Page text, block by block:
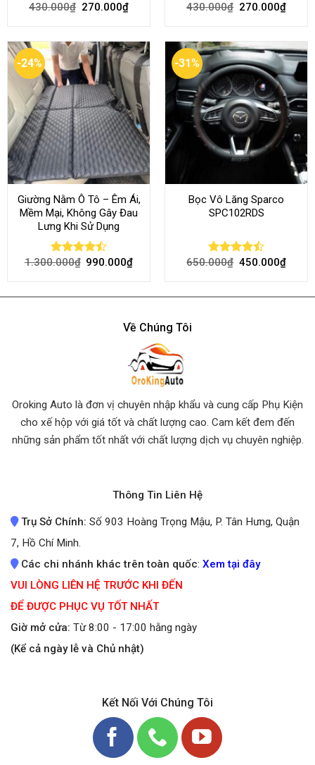
Rated
430.000₫ 270.000₫ Rated 4.80
430.000₫ 270.000₫
-24%
Giường Nằm Ô Tô – Êm Ái,
Mềm Mại, Không Gây Đau
Lưng Khi Sử Dụng
Rated
1.300.000₫ 990.000₫
-31%
Bọc Vô Lăng Sparco
SPC102RDS
Rated
650.000₫ 450.000₫
Về Chúng Tôi
Oroking Auto là đơn vị chuyên nhập khẩu và cung cấp Phụ Kiện
cho xế hộp với giá tốt và chất lượng cao. Cam kết đem đến
những sản phẩm tốt nhất với chất lượng dịch vụ chuyên nghiệp.
Thông Tin Liên Hệ
Trụ Sở Chính: Số 903 Hoàng Trọng Mậu, P. Tân Hưng, Quận
7, Hồ Chí Minh.
Các chi nhánh khác trên toàn quốc: Xem tại đây
VUI LÒNG LIÊN HỆ TRƯỚC KHI ĐẾN
ĐỂ ĐƯỢC PHỤC VỤ TỐT NHẤT
Giờ mở cửa: Từ 8:00 - 17:00 hằng ngày
(Kể cả ngày lễ và Chủ nhật)
Kết Nối Với Chúng Tôi